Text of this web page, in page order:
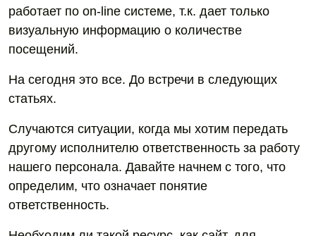
работает по on-line системе, т.к. дает только
визуальную информацию о количестве
посещений.
На сегодня это все. До встречи в следующих
статьях.
Случаются ситуации, когда мы хотим передать
другому исполнителю ответственность за работу
нашего персонала. Давайте начнем с того, что
определим, что означает понятие
ответственность.